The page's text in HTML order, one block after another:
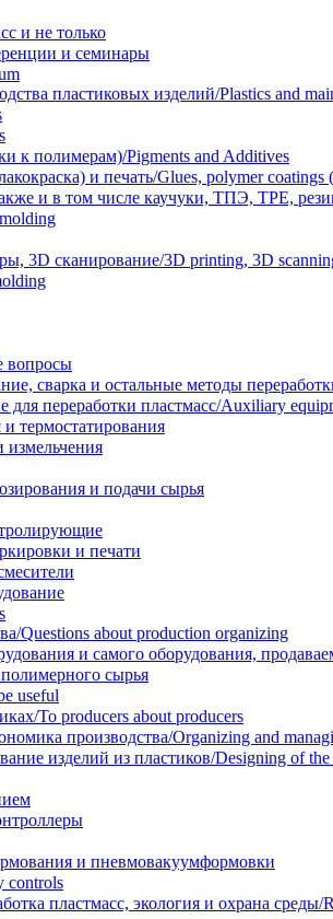
и не только
и семинары
пластиковых изделий/Plastics and
полимерам)/Pigments and Additives
и печать/Glues, polymer coatings
и в том числе каучуки, ТПЭ, TPE,
3D сканирование/3D printing, 3D
вопросы
сварка и остальные методы
переработки пластмасс/Auxiliary
термостатирования
и подачи сырья
и печати
Questions about production organizing
и самого оборудования,
сырья
useful
To producers about producers
производства/Organizing and
изделий из пластиков/Designing of the
и пневмовакуумформовки
controls
пластмасс, экология и охрана